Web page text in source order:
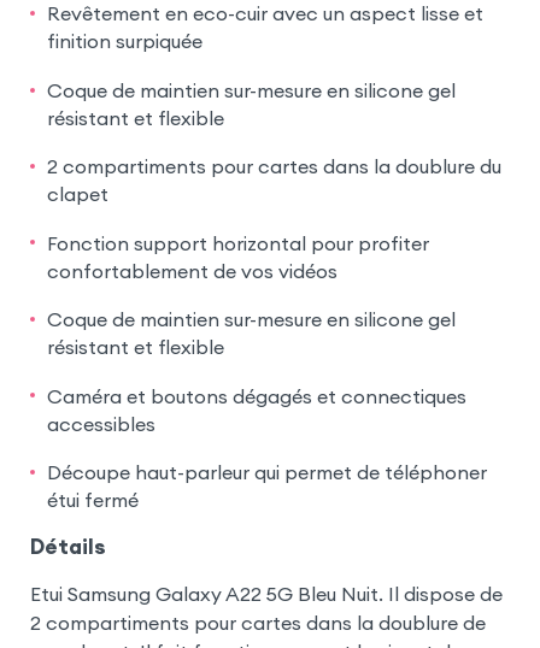
Revêtement en eco-cuir avec un aspect lisse et
finition surpiquée
Coque de maintien sur-mesure en silicone gel
résistant et flexible
2 compartiments pour cartes dans la doublure du
clapet
Fonction support horizontal pour profiter
confortablement de vos vidéos
Coque de maintien sur-mesure en silicone gel
résistant et flexible
Caméra et boutons dégagés et connectiques
accessibles
Découpe haut-parleur qui permet de téléphoner
étui fermé
Détails
Etui Samsung Galaxy A22 5G Bleu Nuit. Il dispose de
2 compartiments pour cartes dans la doublure de